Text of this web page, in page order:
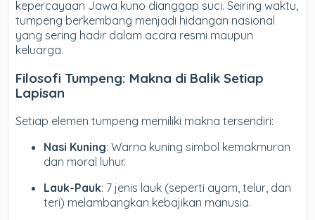
kepercayaan Jawa kuno dianggap suci. Seiring waktu,
tumpeng berkembang menjadi hidangan nasional
yang sering hadir dalam acara resmi maupun
keluarga.
Filosofi Tumpeng: Makna di Balik Setiap
Lapisan
Setiap elemen tumpeng memiliki makna tersendiri:
Nasi Kuning: Warna kuning simbol kemakmuran
dan moral luhur.
Lauk-Pauk: 7 jenis lauk (seperti ayam, telur, dan
teri) melambangkan kebajikan manusia.